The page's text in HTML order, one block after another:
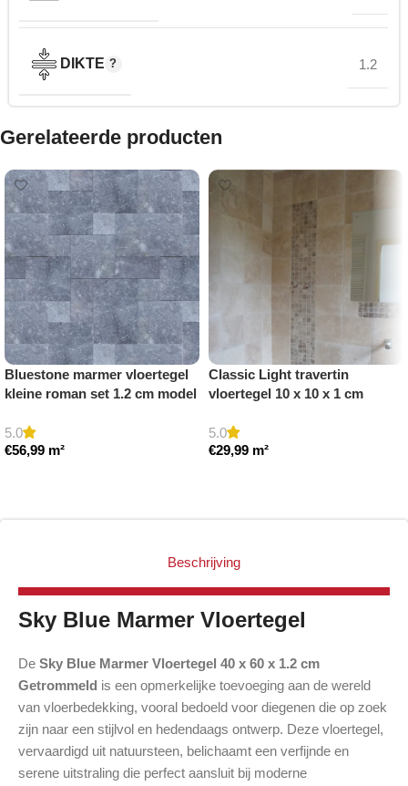
DIKTE 1.2
Gerelateerde producten
Bluestone marmer vloertegel
kleine roman set 1.2 cm model
5.0
€56,99 m²
Classic Light travertin
vloertegel 10 x 10 x 1 cm
5.0
€29,99 m²
Beschrijving
Sky Blue Marmer Vloertegel
De Sky Blue Marmer Vloertegel 40 x 60 x 1.2 cm
Getrommeld is een opmerkelijke toevoeging aan de wereld
van vloerbedekking, vooral bedoeld voor diegenen die op zoek
zijn naar een stijlvol en hedendaags ontwerp. Deze vloertegel,
vervaardigd uit natuursteen, belichaamt een verfijnde en
serene uitstraling die perfect aansluit bij moderne